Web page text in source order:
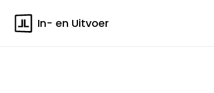
In- en Uitvoer